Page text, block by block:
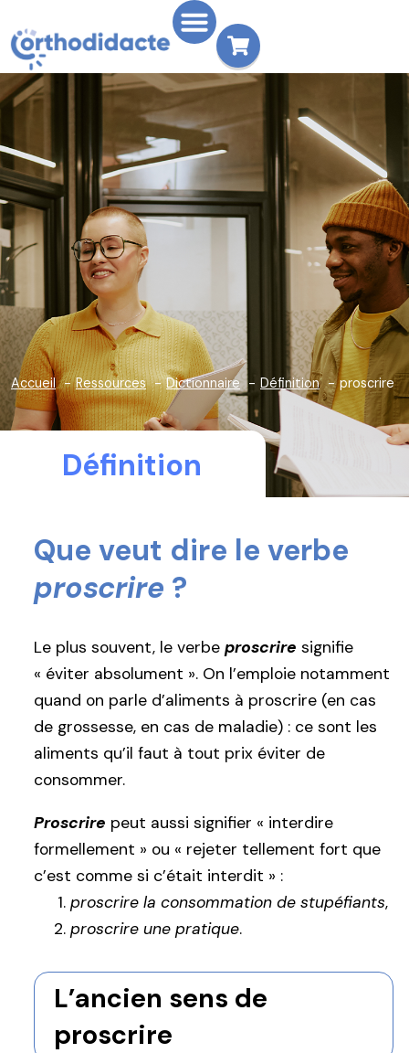
Accueil Ressources Dictionnaire Définition proscrire
Définition
Que veut dire le verbe
proscrire ?
Le plus souvent, le verbe proscrire signifie
« éviter absolument ». On l’emploie notamment
quand on parle d’aliments à proscrire (en cas
de grossesse, en cas de maladie) : ce sont les
aliments qu’il faut à tout prix éviter de
consommer.
Proscrire peut aussi signifier « interdire
formellement » ou « rejeter tellement fort que
c’est comme si c’était interdit » :
proscrire la consommation de stupéfiants,
proscrire une pratique.
L’ancien sens de
proscrire